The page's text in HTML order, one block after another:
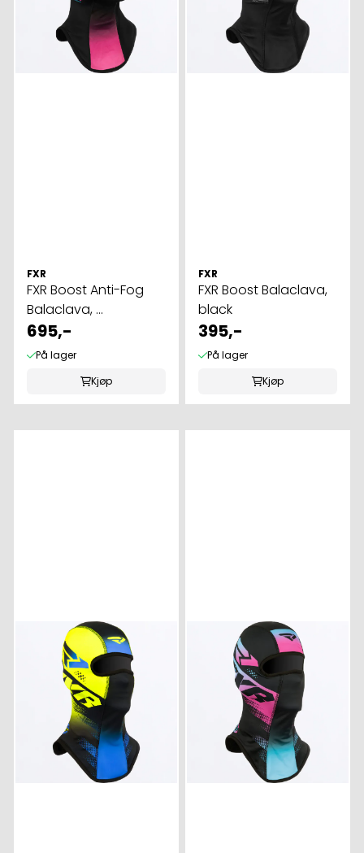
FXR
FXR Boost Anti-Fog
Balaclava, ...
695,-
På lager
Kjøp
FXR
FXR Boost Balaclava,
black
395,-
På lager
Kjøp